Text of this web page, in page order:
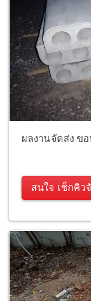
ผลงานจัดส่ง ข
สนใจ เช็กคิว